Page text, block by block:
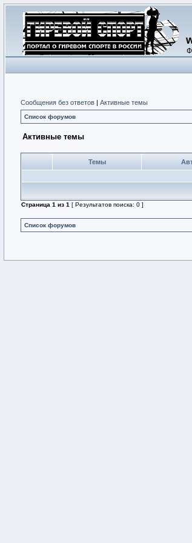
Сообщения без ответов | Активные темы
Список форумов
Активные темы
Темы
Страница 1 из 1 [ Результатов поиска: 0 ]
Список форумов